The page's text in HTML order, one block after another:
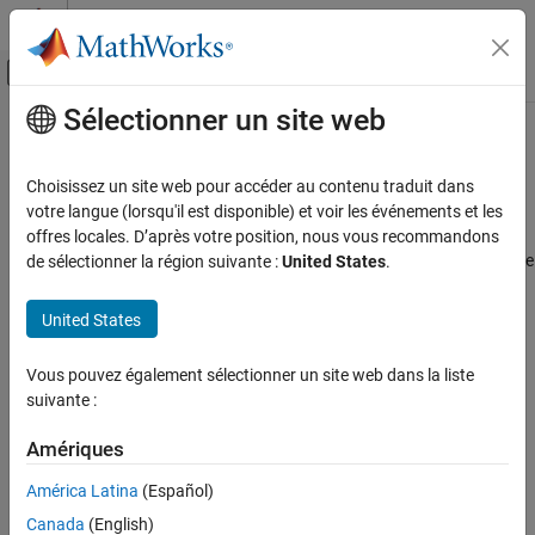
Passer au contenu
Activer/désactiver l'affichage du menu
Accueil de la documentation
Signal Processing Toolbox
Applications
Audio
Géosciences
Bruit, vibrations et rudesse
Contenu principal
Radars et télécommunications
Classification des cibles et signaux radar, radar automobile et
détection du spectre
Classifiez les cibles radar et les formes d’onde avec des modèles de
réseaux de neurones graphiques pour allouer les ressources de
télécommunications.
Informations connexes
Communications Toolbox
Sélection d՚exemples
Sélectionner un site web
Choisissez un site web pour accéder au contenu traduit dans
votre langue (lorsqu'il est disponible) et voir les événements et les
offres locales. D’après votre position, nous vous recommandons
de sélectionner la région suivante :United States.
United States
Vous pouvez également sélectionner un site web dans la liste
suivante :
Amériques
América Latina (Español)
Canada (English)